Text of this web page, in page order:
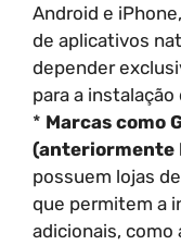
Android e
de aplicativos
depender
para a
* Marcas como
(anteriormente
possuem lojas
que permitem a
adicionais, como